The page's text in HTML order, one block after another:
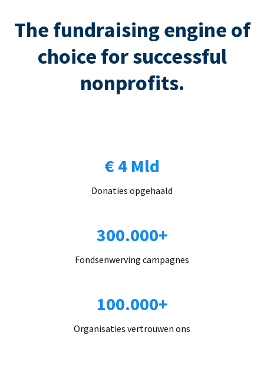
The fundraising engine of
choice for successful
nonprofits.
€ 4 Mld
Donaties opgehaald
300.000+
Fondsenwerving campagnes
100.000+
Organisaties vertrouwen ons